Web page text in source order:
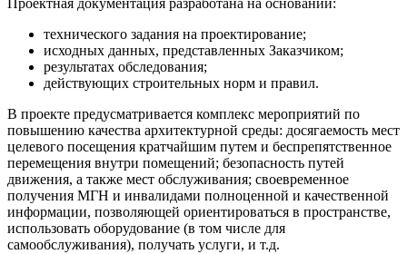
Проектная документация разработана на основании:
технического задания на проектирование;
исходных данных, представленных Заказчиком;
результатах обследования;
действующих строительных норм и правил.
В проекте предусматривается комплекс мероприятий по
повышению качества архитектурной среды: досягаемость мест
целевого посещения кратчайшим путем и беспрепятственное
перемещения внутри помещений; безопасность путей
движения, а также мест обслуживания; своевременное
получения МГН и инвалидами полноценной и качественной
информации, позволяющей ориентироваться в пространстве,
использовать оборудование (в том числе для
самообслуживания), получать услуги, и т.д.